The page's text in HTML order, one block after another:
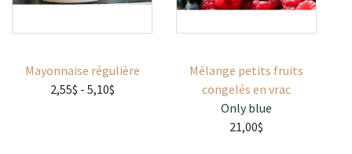
Mayonnaise régulière
2,55$ - 5,10$
Mélange petits fruits
congelés en vrac
Only blue
21,00$